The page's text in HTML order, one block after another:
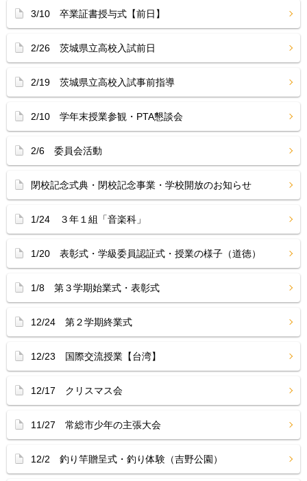
3/10 卒業証書授与式【前日】
2/26 茨城県立高校入試前日
2/19 茨城県立高校入試事前指導
2/10 学年末授業参観・PTA懇談会
2/6 委員会活動
閉校記念式典・閉校記念事業・学校開放のお知らせ
1/24 ３年１組「音楽科」
1/20 表彰式・学級委員認証式・授業の様子（道徳）
1/8 第３学期始業式・表彰式
12/24 第２学期終業式
12/23 国際交流授業【台湾】
12/17 クリスマス会
11/27 常総市少年の主張大会
12/2 釣り竿贈呈式・釣り体験（吉野公園）